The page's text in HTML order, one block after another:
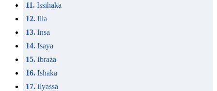
11. Issihaka
12. Ilia
13. Insa
14. Isaya
15. Ibraza
16. Ishaka
17. Ilyassa